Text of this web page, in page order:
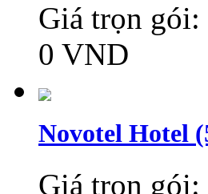
Giá trọn gói:
0 VND
Novotel Hotel
Giá trọn gói: